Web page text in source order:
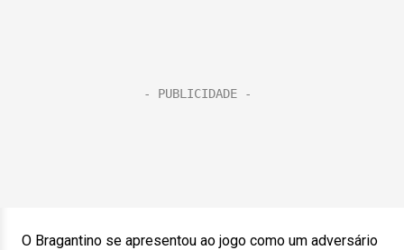
O Bragantino se apresentou ao jogo como um adversário